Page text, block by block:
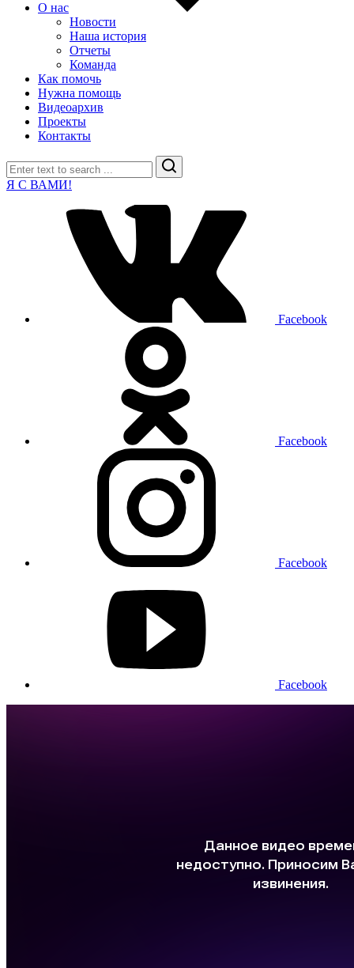
О нас
Новости
Наша история
Отчеты
Команда
Как помочь
Нужна помощь
Видеоархив
Проекты
Контакты
Search
Я С ВАМИ!
Facebook
Facebook
Facebook
Facebook